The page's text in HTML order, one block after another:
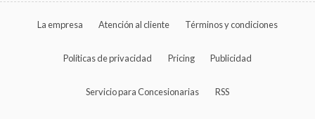
La empresa Atención al cliente Términos y condiciones
Políticas de privacidad Pricing Publicidad
Servicio para Concesionarias RSS